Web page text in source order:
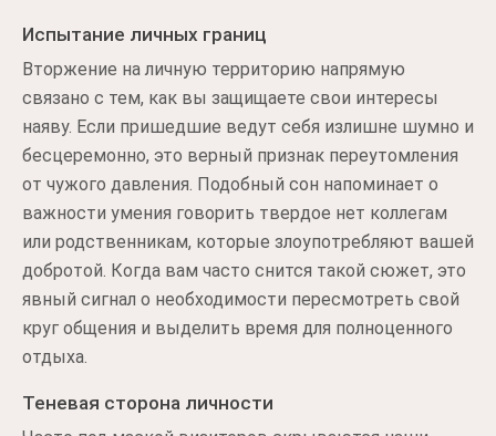
Испытание личных границ
Вторжение на личную территорию напрямую
связано с тем, как вы защищаете свои интересы
наяву. Если пришедшие ведут себя излишне шумно и
бесцеремонно, это верный признак переутомления
от чужого давления. Подобный сон напоминает о
важности умения говорить твердое нет коллегам
или родственникам, которые злоупотребляют вашей
добротой. Когда вам часто снится такой сюжет, это
явный сигнал о необходимости пересмотреть свой
круг общения и выделить время для полноценного
отдыха.
Теневая сторона личности